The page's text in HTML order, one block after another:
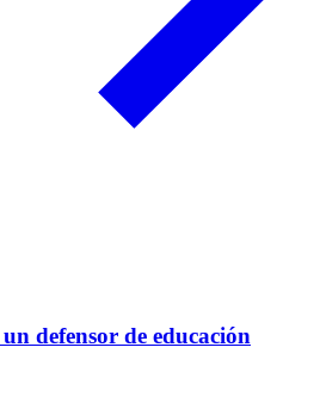
defensor de educación